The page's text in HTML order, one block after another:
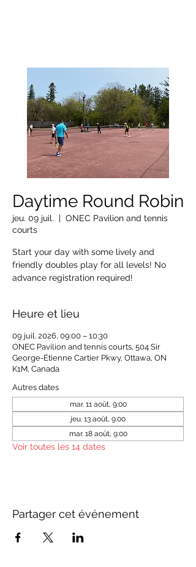
Daytime Round Robin
jeu. 09 juil.
  |
ONEC Pavilion and tennis
courts
Start your day with some lively and
friendly doubles play for all levels! No
advance registration required!
Heure et lieu
09 juil. 2026, 09:00 – 10:30
ONEC Pavilion and tennis courts, 504 Sir
George-Étienne Cartier Pkwy, Ottawa, ON
K1M, Canada
Autres dates
mar. 11 août, 9:00
jeu. 13 août, 9:00
mar. 18 août, 9:00
Voir toutes les 14 dates
Partager cet événement